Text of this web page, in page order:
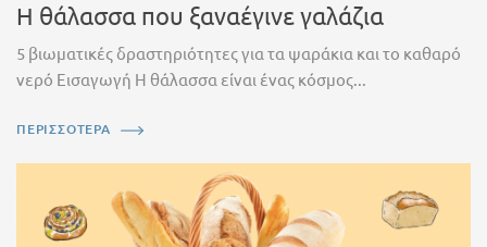
Η θάλασσα που ξαναέγινε γαλάζια
5 βιωματικές δραστηριότητες για τα ψαράκια και το καθαρό
νερό Εισαγωγή Η θάλασσα είναι ένας κόσμος...
ΠΕΡΙΣΣΟΤΕΡΑ